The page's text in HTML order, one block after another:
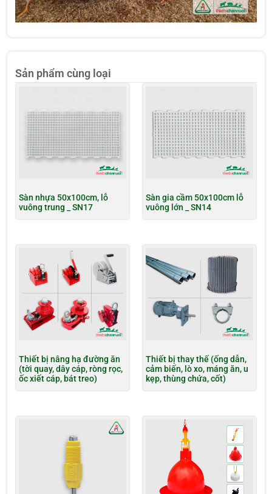
Sản phẩm cùng loại
Sàn nhựa 50x100cm, lỗ
vuông trung _ SN17
Sàn gia cầm 50x100cm lỗ
vuông lớn _ SN14
Thiết bị nâng hạ đường ăn
(tời quay, dây cáp, ròng rọc,
ốc xiết cáp, bát treo)
Thiết bị thay thế (ống dẫn,
cảm biến, lò xo, máng ăn, u
kẹp, thùng chứa, cốt)